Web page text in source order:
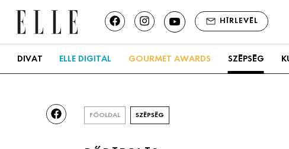
HÍRLEVÉL
DIVAT ELLE DIGITAL GOURMET AWARDS SZÉPSÉG
FŐOLDAL SZÉPSÉG